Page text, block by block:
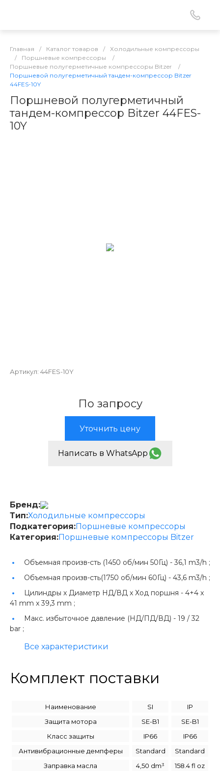
Главная / Каталог товаров /
Холодильные компрессоры
/
Поршневые компрессоры
/
Поршневые полугерметичные компрессоры Bitzer
/
Поршневой полугерметичный тандем-компрессор Bitzer
44FES-10Y
Поршневой полугерметичный
тандем-компрессор Bitzer 44FES-
10Y
Артикул: 44FES-10Y
По запросу
Уточнить цену
Написать в WhatsApp
Бренд:
Тип:Холодильные компрессоры
Подкатегория:Поршневые компрессоры
Категория:Поршневые компрессоры Bitzer
Объемная произв-сть (1450 об/мин 50Гц) - 36,1 m3/h ;
Объемная произв-сть(1750 об/мин 60Гц) - 43,6 m3/h ;
Цилиндры х Диаметр НД/ВД х Ход поршня - 4+4 x
41 mm x 39,3 mm ;
Макс. избыточное давление (НД/ПД/ВД) - 19 / 32
bar ;
Все характеристики
Комплект поставки
Наименование SI
IP
Защита мотора
SE-B1
SE-B1
Класс защиты
IP66
IP66
Антивибрационные демпферы
Standard
Standard
Заправка масла
4,50 dm³ 158.4 fl oz